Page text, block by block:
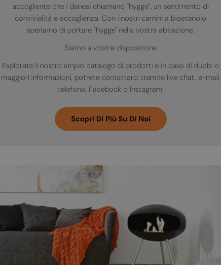
accogliente che i danesi chiamano "hygge", un sentimento di
convivialità e accoglienza. Con i nostri camini a bioetanolo
speriamo di portare "hygge" nella vostra abitazione.
Siamo a vostra disposizione
Esplorate il nostro ampio catalogo di prodotti e in caso di dubbi o
maggiori informazioni, potrete contattarci tramite live chat, e-mail,
telefono, Facebook o Instagram.
Scopri Di Più Su Di Noi